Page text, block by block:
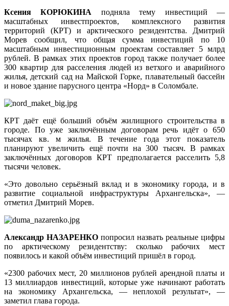
Ксения КОРЮКИНА подняла тему инвестиций —
масштабных инвестпроектов, комплексного развития
территорий (КРТ) и арктического резидентства. Дмитрий
Морев сообщил, что общая сумма инвестиций по 10
масштабным инвестиционным проектам составляет 5 млрд
рублей. В рамках этих проектов город также получает более
300 квартир для расселения людей из ветхого и аварийного
жилья, детский сад на Майской Горке, плавательный бассейн
и новое здание парусного центра «Норд» в Соломбале.
КРТ даёт ещё больший объём жилищного строительства в
городе. По уже заключённым договорам речь идёт о 650
тысячах кв. м жилья. В течение года этот показатель
планируют увеличить ещё почти на 300 тысяч. В рамках
заключённых договоров КРТ предполагается расселить 5,8
тысячи человек.
«Это довольно серьёзный вклад и в экономику города, и в
развитие социальной инфраструктуры Архангельска», —
отметил Дмитрий Морев.
Александр НАЗАРЕНКО попросил назвать реальные цифры
по арктическому резидентству: сколько рабочих мест
появилось и какой объём инвестиций пришёл в город.
«2300 рабочих мест, 20 миллионов рублей арендной платы и
13 миллиардов инвестиций, которые уже начинают работать
на экономику Архангельска, — неплохой результат», —
заметил глава города.